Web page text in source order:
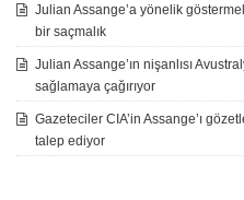
Julian Assange’a yönelik
bir saçmalık
Julian Assange’ın nişanlısı
sağlamaya çağırıyor
Gazeteciler CIA’in Assange’ı
talep ediyor